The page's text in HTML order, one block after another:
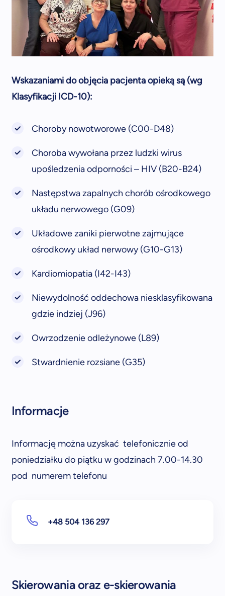
Wskazaniami do objęcia pacjenta opieką są (wg
Klasyfikacji ICD-10):
Choroby nowotworowe (C00-D48)
Choroba wywołana przez ludzki wirus
upośledzenia odporności – HIV (B20-B24)
Następstwa zapalnych chorób ośrodkowego
układu nerwowego (G09)
Układowe zaniki pierwotne zajmujące
ośrodkowy układ nerwowy (G10-G13)
Kardiomiopatia (I42-I43)
Niewydolność oddechowa niesklasyfikowana
gdzie indziej (J96)
Owrzodzenie odleżynowe (L89)
Stwardnienie rozsiane (G35)
Informacje
Informację można uzyskać telefonicznie od
poniedziałku do piątku w godzinach 7.00-14.30
pod numerem telefonu
+48 504 136 297
Skierowania oraz e-skierowania